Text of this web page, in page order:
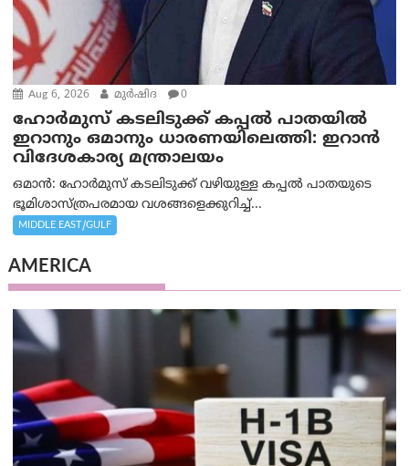
Aug 6, 2026 മുര്‍ഷിദ 0
ഹോർമുസ് കടലിടുക്ക് കപ്പൽ പാതയിൽ
ഇറാനും ഒമാനും ധാരണയിലെത്തി: ഇറാൻ
വിദേശകാര്യ മന്ത്രാലയം
ഒമാന്‍: ഹോർമുസ് കടലിടുക്ക് വഴിയുള്ള കപ്പൽ പാതയുടെ
ഭൂമിശാസ്ത്രപരമായ വശങ്ങളെക്കുറിച്ച്...
MIDDLE EAST/GULF
AMERICA